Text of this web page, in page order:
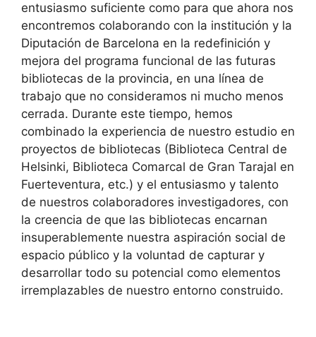
entusiasmo suficiente como para que ahora nos
encontremos colaborando con la institución y la
Diputación de Barcelona en la redefinición y
mejora del programa funcional de las futuras
bibliotecas de la provincia, en una línea de
trabajo que no consideramos ni mucho menos
cerrada. Durante este tiempo, hemos
combinado la experiencia de nuestro estudio en
proyectos de bibliotecas (Biblioteca Central de
Helsinki, Biblioteca Comarcal de Gran Tarajal en
Fuerteventura, etc.) y el entusiasmo y talento
de nuestros colaboradores investigadores, con
la creencia de que las bibliotecas encarnan
insuperablemente nuestra aspiración social de
espacio público y la voluntad de capturar y
desarrollar todo su potencial como elementos
irremplazables de nuestro entorno construido.